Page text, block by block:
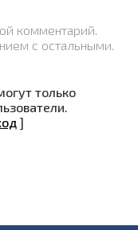
комментарий.
с остальными.
только
]